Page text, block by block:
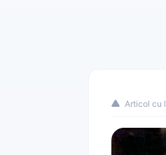
Articol cu